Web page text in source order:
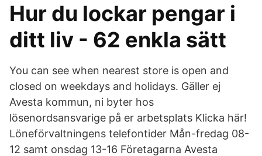
Hur du lockar pengar i
ditt liv - 62 enkla sätt
You can see when nearest store is open and
closed on weekdays and holidays. Gäller ej
Avesta kommun, ni byter hos
lösenordsansvarige på er arbetsplats Klicka här!
Löneförvaltningens telefontider Mån-fredag 08-
12 samt onsdag 13-16 Företagarna Avesta